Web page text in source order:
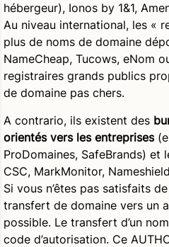
hébergeur), Ionos by 1&1,
Au niveau international, les «
plus de noms de domaine
NameCheap, Tucows, eNom
registraires grands publics
de domaine pas chers.
A contrario, ils existent des
orientés vers les entreprises
ProDomaines, SafeBrands) et
CSC, MarkMonitor,
Si vous n’êtes pas satisfaits
transfert de domaine vers un
possible. Le transfert d’un
code d’autorisation. Ce